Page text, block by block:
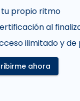
tu propio ritmo
al
ilimitado y de
ahora